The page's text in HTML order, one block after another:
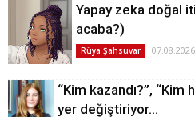
Yapay zeka doğal
acaba?)
Rüya Şahsuvar 07.08.2026
“Kim kazandı?”,
yer değiştiriyor…